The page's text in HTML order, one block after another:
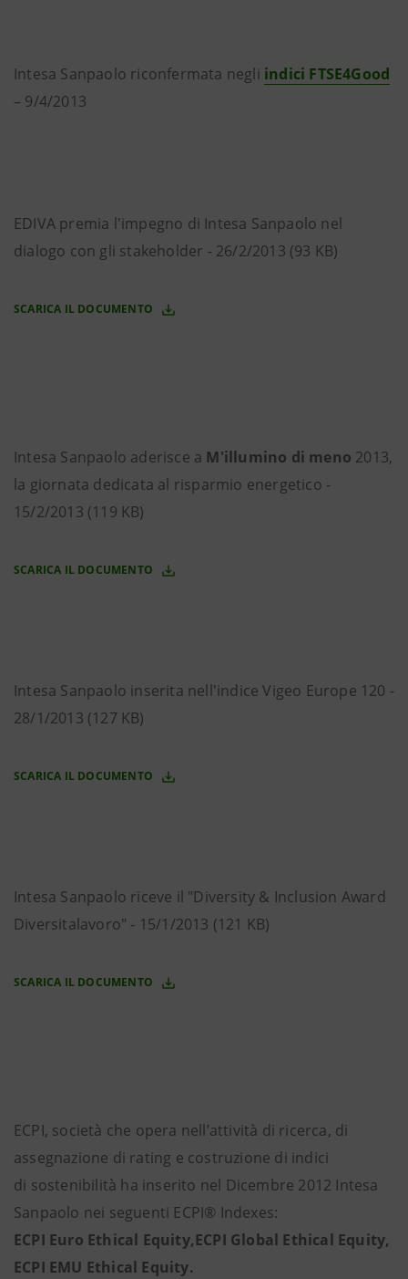
Intesa Sanpaolo riconfermata negli indici FTSE4Good
– 9/4/2013
EDIVA premia l'impegno di Intesa Sanpaolo nel
dialogo con gli stakeholder - 26/2/2013 (93 KB)
SCARICA IL DOCUMENTO
Intesa Sanpaolo aderisce a M'illumino di meno 2013,
la giornata dedicata al risparmio energetico -
15/2/2013 (119 KB)
SCARICA IL DOCUMENTO
Intesa Sanpaolo inserita nell'indice Vigeo Europe 120 -
28/1/2013 (127 KB)
SCARICA IL DOCUMENTO
Intesa Sanpaolo riceve il "Diversity & Inclusion Award
Diversitalavoro" - 15/1/2013 (121 KB)
SCARICA IL DOCUMENTO
ECPI, società che opera nell’attività di ricerca, di
assegnazione di rating e costruzione di indici
di sostenibilità ha inserito nel Dicembre 2012 Intesa
Sanpaolo nei seguenti ECPI® Indexes:
ECPI Euro Ethical Equity,ECPI Global Ethical Equity,
ECPI EMU Ethical Equity.